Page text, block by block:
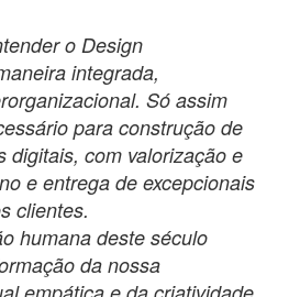
o Design
integrada,
Só assim
para construção de
digitais, com valorização e
e entrega de excepcionais
clientes.
humana deste século
da nossa